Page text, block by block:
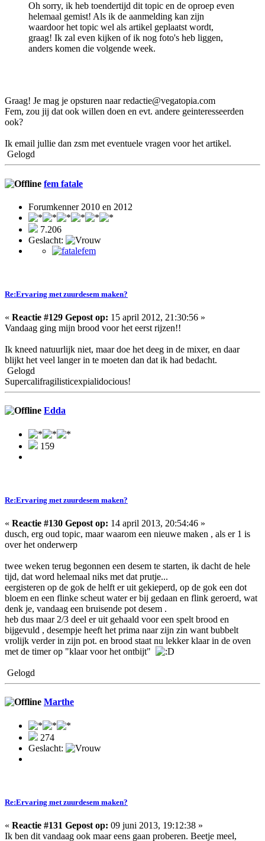
Oh sorry, ik heb toendertijd dit topic en de oproep even
helemaal gemist! Als ik de aanmelding kan zijn
waardoor het topic wel als artikel geplaatst wordt,
graag! Ik zal even kijken of ik nog foto's heb liggen,
anders komen die volgende week.
Graag! Je mag je opsturen naar redactie@vegatopia.com
Fem, zou jij dat ook willen doen en evt. andere geinteresseerden
ook?
Ik email jullie dan zsm met eventuele vragen voor het artikel.
Gelogd
fem fatale
Forumkenner 2010 en 2012
7.206
Geslacht:
Re:Ervaring met zuurdesem maken?
« Reactie #129 Gepost op: 15 april 2012, 21:30:56 »
Vandaag ging mijn brood voor het eerst rijzen!!
Ik kneed natuurlijk niet, maar doe het deeg in de mixer, en daar
blijkt het veel langer in te moeten dan dat ik had bedacht.
Gelogd
Supercalifragilisticexpialidocious!
Edda
159
Re:Ervaring met zuurdesem maken?
« Reactie #130 Gepost op: 14 april 2013, 20:54:46 »
dusch, erg oud topic, maar waarom een nieuwe maken , als er 1 is
over het onderwerp
twee weken terug begonnen een desem te starten, ik dacht de hele
tijd, dat word helemaal niks met dat prutje...
eergisteren op de gok de helft er uit gekieperd, op de gok een dot
bloem en een flinke scheut water er bij gedaan en flink geroerd, wat
denk je, vandaag een bruisende pot desem .
heb dus maar 2/3 deel er uit gehaald voor een spelt brood en
bijgevuld , desempje heeft het prima naar zijn zin want bubbelt
vrolijk verder in zijn pot. en brood staat nu lekker klaar in de oven
met de timer op "klaar voor het ontbijt"
Gelogd
Marthe
274
Geslacht:
Re:Ervaring met zuurdesem maken?
« Reactie #131 Gepost op: 09 juni 2013, 19:12:38 »
Ik ben dit vandaag ook maar eens gaan proberen. Beetje meel,